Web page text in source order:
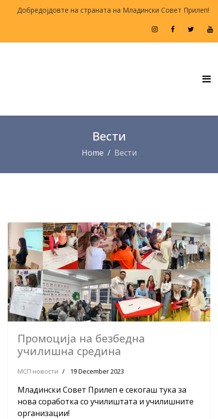
Добредојдовте на страната на Младински Совет Прилеп!
Вести
Home Вести
Промоција на безбедна
училишна средина
МСП новости 19 December 2023
Младински Совет Прилеп е секогаш тука за
нова соработка со училиштата и училишните
организации!